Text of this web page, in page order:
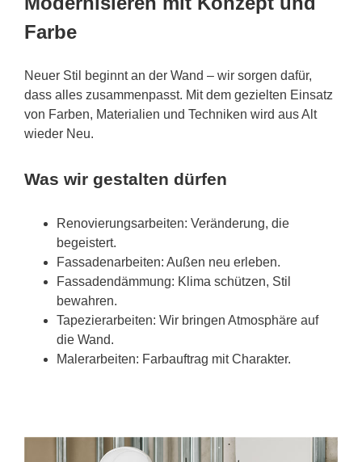
Farbe
Neuer Stil beginnt an der Wand – wir sorgen dafür,
dass alles zusammenpasst. Mit dem gezielten Einsatz
von Farben, Materialien und Techniken wird aus Alt
wieder Neu.
Was wir gestalten dürfen
Renovierungsarbeiten: Veränderung, die
begeistert.
Fassadenarbeiten: Außen neu erleben.
Fassadendämmung: Klima schützen, Stil
bewahren.
Tapezierarbeiten: Wir bringen Atmosphäre auf
die Wand.
Malerarbeiten: Farbauftrag mit Charakter.